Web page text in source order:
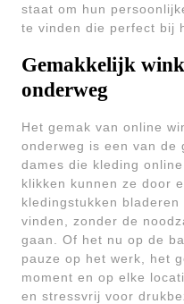
staat om hun
te vinden die perfect bij
Gemakkelijk
onderweg
Het gemak van online
onderweg is een van de
dames die kleding
klikken kunnen ze door
kledingstukken
vinden, zonder de
gaan. Of het nu op de
pauze op het werk, het
moment en op elke
en stressvrij voor